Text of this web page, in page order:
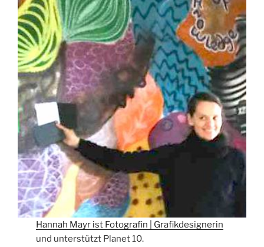
Hannah Mayr ist Fotografin | Grafikdesignerin
und unterstützt Planet 10.